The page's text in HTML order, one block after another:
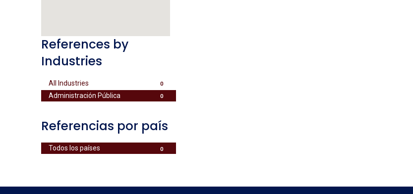
References by
Industries
0
All Industries
0
Administración Pública
Referencias por país
0
Todos los países